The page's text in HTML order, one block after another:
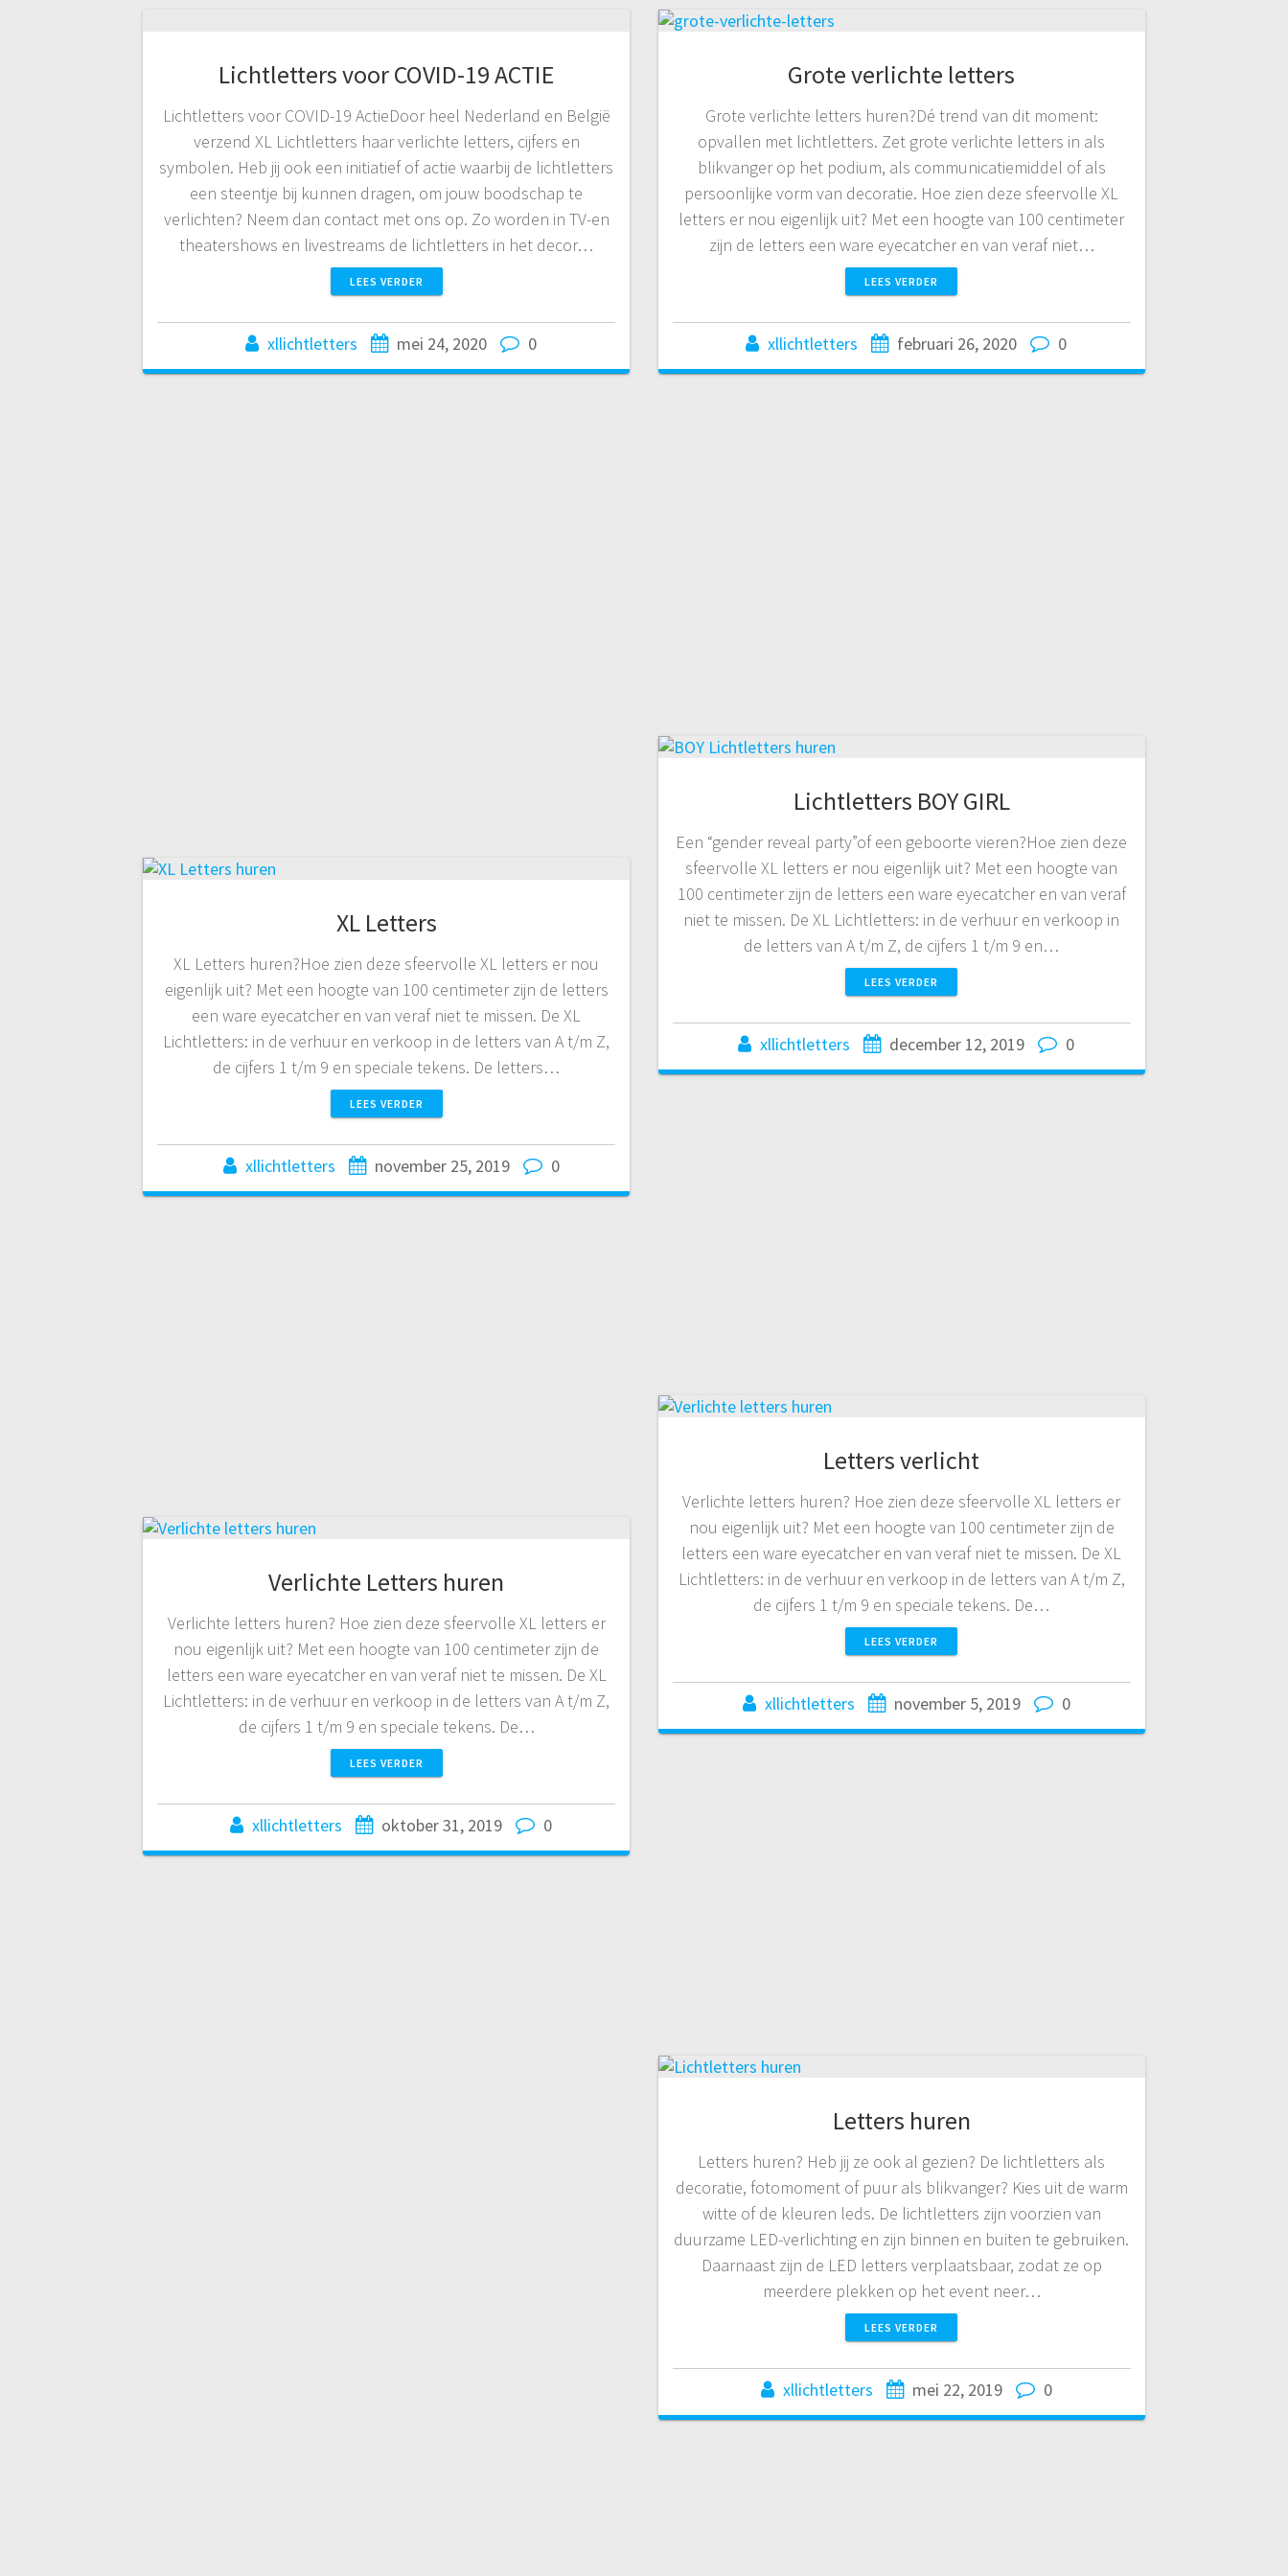
Lichtletters voor COVID-19 ACTIE
Lichtletters voor COVID-19 ActieDoor heel Nederland en België
verzend XL Lichtletters haar verlichte letters, cijfers en
symbolen. Heb jij ook een initiatief of actie waarbij de lichtletters
een steentje bij kunnen dragen, om jouw boodschap te
verlichten? Neem dan contact met ons op. Zo worden in TV-en
theatershows en livestreams de lichtletters in het decor…
LEES VERDER
xllichtletters mei 24, 2020 0
Grote verlichte letters
Grote verlichte letters huren?Dé trend van dit moment:
opvallen met lichtletters. Zet grote verlichte letters in als
blikvanger op het podium, als communicatiemiddel of als
persoonlijke vorm van decoratie. Hoe zien deze sfeervolle XL
letters er nou eigenlijk uit? Met een hoogte van 100 centimeter
zijn de letters een ware eyecatcher en van veraf niet…
LEES VERDER
xllichtletters februari 26, 2020 0
Lichtletters BOY GIRL
Een “gender reveal party”of een geboorte vieren?Hoe zien deze
sfeervolle XL letters er nou eigenlijk uit? Met een hoogte van
100 centimeter zijn de letters een ware eyecatcher en van veraf
niet te missen. De XL Lichtletters: in de verhuur en verkoop in
de letters van A t/m Z, de cijfers 1 t/m 9 en…
LEES VERDER
xllichtletters december 12, 2019 0
XL Letters
XL Letters huren?Hoe zien deze sfeervolle XL letters er nou
eigenlijk uit? Met een hoogte van 100 centimeter zijn de letters
een ware eyecatcher en van veraf niet te missen. De XL
Lichtletters: in de verhuur en verkoop in de letters van A t/m Z,
de cijfers 1 t/m 9 en speciale tekens. De letters…
LEES VERDER
xllichtletters november 25, 2019 0
Letters verlicht
Verlichte letters huren? Hoe zien deze sfeervolle XL letters er
nou eigenlijk uit? Met een hoogte van 100 centimeter zijn de
letters een ware eyecatcher en van veraf niet te missen. De XL
Lichtletters: in de verhuur en verkoop in de letters van A t/m Z,
de cijfers 1 t/m 9 en speciale tekens. De…
LEES VERDER
xllichtletters november 5, 2019 0
Verlichte Letters huren
Verlichte letters huren? Hoe zien deze sfeervolle XL letters er
nou eigenlijk uit? Met een hoogte van 100 centimeter zijn de
letters een ware eyecatcher en van veraf niet te missen. De XL
Lichtletters: in de verhuur en verkoop in de letters van A t/m Z,
de cijfers 1 t/m 9 en speciale tekens. De…
LEES VERDER
xllichtletters oktober 31, 2019 0
Letters huren
Letters huren? Heb jij ze ook al gezien? De lichtletters als
decoratie, fotomoment of puur als blikvanger? Kies uit de warm
witte of de kleuren leds. De lichtletters zijn voorzien van
duurzame LED-verlichting en zijn binnen en buiten te gebruiken.
Daarnaast zijn de LED letters verplaatsbaar, zodat ze op
meerdere plekken op het event neer…
LEES VERDER
xllichtletters mei 22, 2019 0